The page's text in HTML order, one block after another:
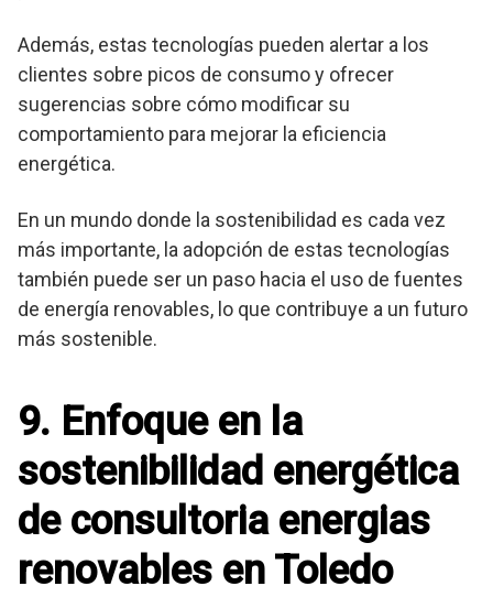
Además, estas tecnologías pueden alertar a los
clientes sobre picos de consumo y ofrecer
sugerencias sobre cómo modificar su
comportamiento para mejorar la eficiencia
energética.
En un mundo donde la sostenibilidad es cada vez
más importante, la adopción de estas tecnologías
también puede ser un paso hacia el uso de fuentes
de energía renovables, lo que contribuye a un futuro
más sostenible.
9. Enfoque en la
sostenibilidad energética
de consultoria energias
renovables en Toledo